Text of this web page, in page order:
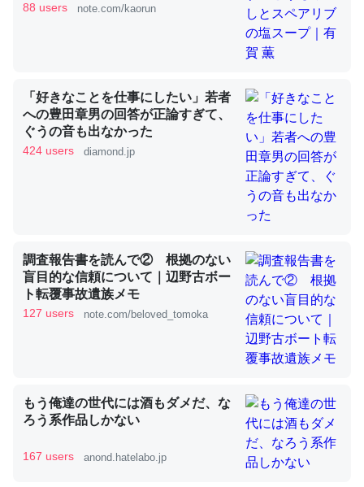
いる鋏角類（カブトガニ・ウミグモ）はカルシウムを使わ
ずキチンを強化してる筈だが、酵素が違うのか？
─ニュース :: 【研究発表】昆虫学の大問題＝「昆虫はなぜ海にいな
これを元に考えるとカルシウムを大量に使う脊椎動物と貝
類は苦労してるんだな…。腹足類だと殻を無くしてナメク
ウチもEchoを実家に置いて４年。でたまに覗いてる。ぼ
ちぼちRingも置こうかと画策中。あと、Googleマップで
これ見て生きてるなって分かる。
─たまにLINEするくらいだった遠方の父67歳と僕。ITツール導入で
コミュニケーションが劇的に変化した｜tayorini by LIFULL介護
88 users note.com/kaorun
「好きなことを仕事にしたい」若者
への豊田章男の回答が正論すぎて、
ぐうの音も出なかった
424 users diamond.jp
調査報告書を読んで② 根拠のない
盲目的な信頼について｜辺野古ボー
ト転覆事故遺族メモ
127 users note.com/beloved_tomoka
もう俺達の世代には酒もダメだ、な
ろう系作品しかない
167 users anond.hatelabo.jp